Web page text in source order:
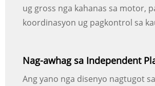
ug gross nga kahanas sa motor,
koordinasyon ug pagkontrol sa
Nag-awhag sa Independent
Ang yano nga disenyo nagtugot